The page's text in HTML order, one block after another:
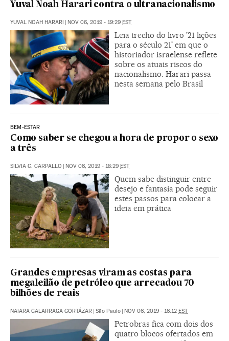
Yuval Noah Harari contra o ultranacionalismo
YUVAL NOAH HARARI NOV 06, 2019 - 19:29 EST
Leia trecho do livro '21 lições
para o século 21' em que o
historiador israelense reflete
sobre os atuais riscos do
nacionalismo. Harari passa
nesta semana pelo Brasil
BEM-ESTAR
Como saber se chegou a hora de propor o sexo
a três
SILVIA C. CARPALLO NOV 06, 2019 - 18:29 EST
Quem sabe distinguir entre
desejo e fantasia pode seguir
estes passos para colocar a
ideia em prática
Grandes empresas viram as costas para
megaleilão de petróleo que arrecadou 70
bilhões de reais
NAIARA GALARRAGA GORTÁZAR | São Paulo | NOV 06, 2019 - 16:12 EST
Petrobras fica com dois dos
quatro blocos ofertados em